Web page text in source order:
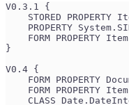
V0.3.1 {
STORED PROPERTY
PROPERTY
FORM PROPERTY
}
V0.4 {
FORM PROPERTY
FORM PROPERTY
CLASS